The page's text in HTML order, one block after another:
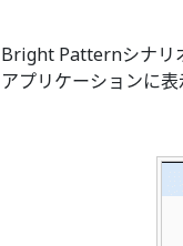
Bright Patternシナリ
アプリケーションに表